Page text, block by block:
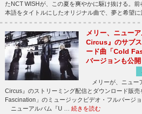
たNCT WISHが、この夏を爽やかに駆け抜ける。前
本語をタイトルにしたオリジナル曲で、夢と希望
メリー、ニュー
Circus』のサブ
ード曲「Cold
バージョンも公開
メリーが、ニュー
Circus』のストリーミング配信とダウンロード販
Fascination」のミュージックビデオ・フルバージ
ニューアルバム『U … 続きを読む